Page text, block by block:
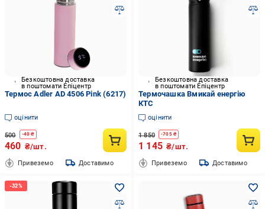
Безкоштовна доставка
в поштомати Епіцентр
Термос Adler AD 4506 Pink (6217)
оцінити
500 -40 ₴
460 ₴/шт.
Привеземо Доставимо
Безкоштовна доставка
в поштомати Епіцентр
Термочашка Вмикай енергію
КТС
оцінити
1 850 -705₴
1 145 ₴/шт.
Привеземо Доставимо